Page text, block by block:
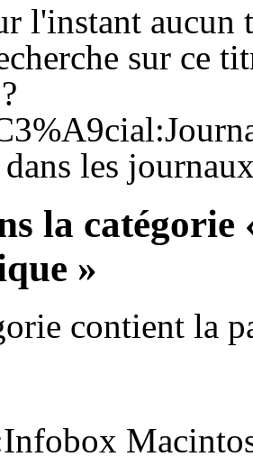
l'instant aucun
sur ce
les
la
»
contient la